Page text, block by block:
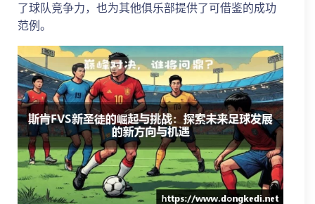
了球队竞争力，也为其他俱乐部提供了可借鉴的成功
范例。